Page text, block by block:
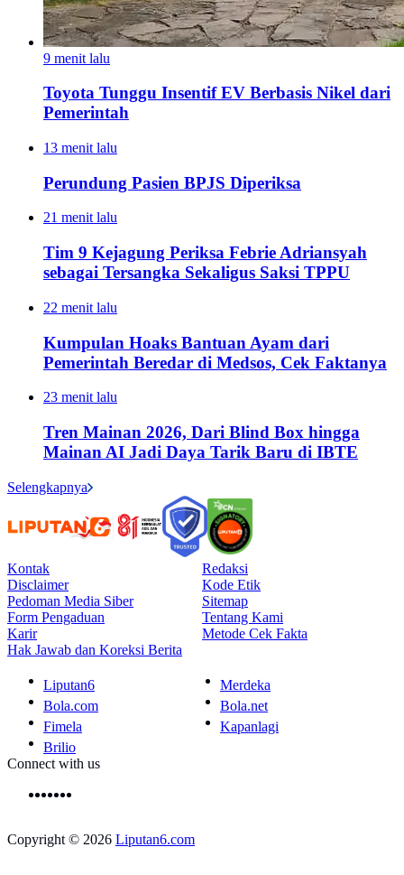
9 menit lalu
Toyota Tunggu Insentif EV Berbasis Nikel dari
Pemerintah
13 menit lalu
Perundung Pasien BPJS Diperiksa
21 menit lalu
Tim 9 Kejagung Periksa Febrie Adriansyah
sebagai Tersangka Sekaligus Saksi TPPU
22 menit lalu
Kumpulan Hoaks Bantuan Ayam dari
Pemerintah Beredar di Medsos, Cek Faktanya
23 menit lalu
Tren Mainan 2026, Dari Blind Box hingga
Mainan AI Jadi Daya Tarik Baru di IBTE
Selengkapnya
Kontak
Redaksi
Disclaimer
Kode Etik
Pedoman Media Siber
Sitemap
Form Pengaduan
Tentang Kami
Karir
Metode Cek Fakta
Hak Jawab dan Koreksi Berita
Liputan6
Merdeka
Bola.com
Bola.net
Fimela
Kapanlagi
Brilio
Connect with us
Copyright © 2026 Liputan6.com